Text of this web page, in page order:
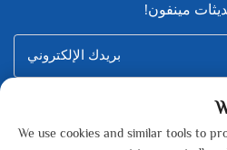
مينفون!
بريدك الإلكتروني
We use cookies and similar tools to